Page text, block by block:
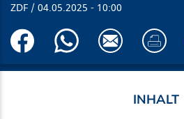
ZDF 04.05.2025 10:00